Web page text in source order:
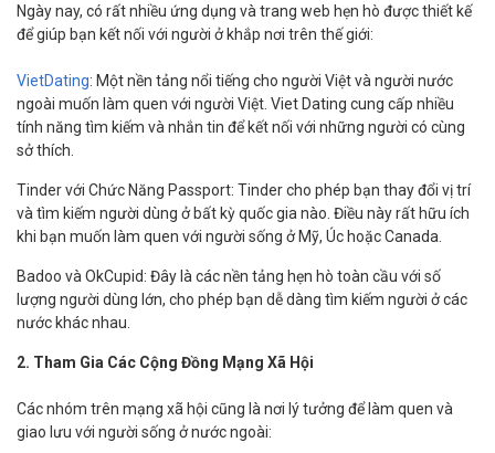
Ngày nay, có rất nhiều ứng dụng và trang web hẹn hò được thiết kế
để giúp bạn kết nối với người ở khắp nơi trên thế giới:
VietDating: Một nền tảng nổi tiếng cho người Việt và người nước
ngoài muốn làm quen với người Việt. Viet Dating cung cấp nhiều
tính năng tìm kiếm và nhắn tin để kết nối với những người có cùng
sở thích.
Tinder với Chức Năng Passport: Tinder cho phép bạn thay đổi vị trí
và tìm kiếm người dùng ở bất kỳ quốc gia nào. Điều này rất hữu ích
khi bạn muốn làm quen với người sống ở Mỹ, Úc hoặc Canada.
Badoo và OkCupid: Đây là các nền tảng hẹn hò toàn cầu với số
lượng người dùng lớn, cho phép bạn dễ dàng tìm kiếm người ở các
nước khác nhau.
2. Tham Gia Các Cộng Đồng Mạng Xã Hội
Các nhóm trên mạng xã hội cũng là nơi lý tưởng để làm quen và
giao lưu với người sống ở nước ngoài: